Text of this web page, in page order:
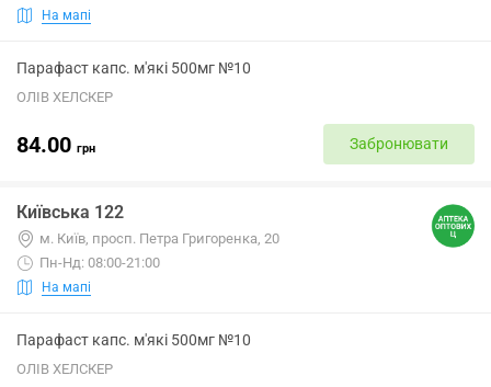
На мапі
Парафаст капс. м'які 500мг №10
ОЛІВ ХЕЛСКЕР
84.00 грн Забронювати
Київська 122
м. Київ, просп. Петра Григоренка, 20
Пн-Нд: 08:00-21:00
На мапі
Парафаст капс. м'які 500мг №10
ОЛІВ ХЕЛСКЕР